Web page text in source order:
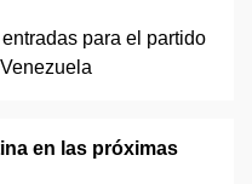
en las próximas